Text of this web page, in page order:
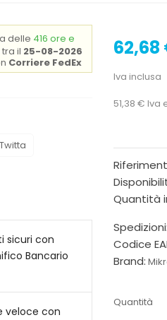
62,68
Iva inclusa
51,38 € Iva
Quantità
Spedizioni:
Codice
Brand:
Quantità
delle 416 ore e
tra il 25-08-2026
Corriere FedEx
Twitta
sicuri con
Bancario
veloce con